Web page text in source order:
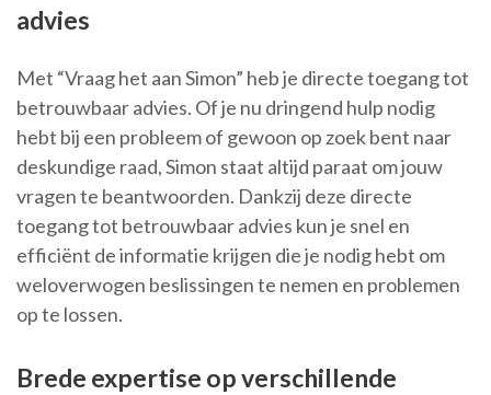
advies
Met “Vraag het aan Simon” heb je directe toegang tot
betrouwbaar advies. Of je nu dringend hulp nodig
hebt bij een probleem of gewoon op zoek bent naar
deskundige raad, Simon staat altijd paraat om jouw
vragen te beantwoorden. Dankzij deze directe
toegang tot betrouwbaar advies kun je snel en
efficiënt de informatie krijgen die je nodig hebt om
weloverwogen beslissingen te nemen en problemen
op te lossen.
Brede expertise op verschillende